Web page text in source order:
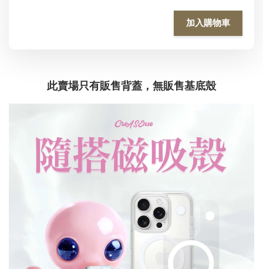
加入購物車
此賣場只有販售背蓋，無販售基底殼